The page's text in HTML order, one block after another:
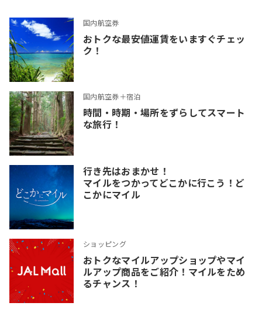
国内航空券
おトクな最安値運賃をいますぐチェッ
ク！
国内航空券＋宿泊
時間・時期・場所をずらしてスマート
な旅行！
行き先はおまかせ！
マイルをつかってどこかに行こう！ど
こかにマイル
ショッピング
おトクなマイルアップショップやマイ
ルアップ商品をご紹介！マイルをため
るチャンス！